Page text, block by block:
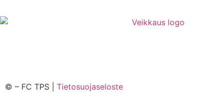
© – FC TPS | Tietosuojaseloste